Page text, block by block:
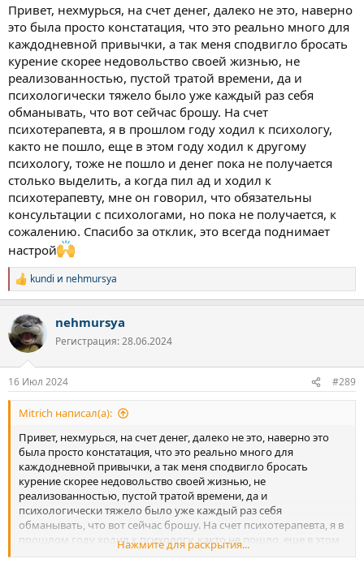
И вот это предложение зацепило взгляд. Тебе останавливает от
дудки только то, что она требует денег?
Привет, нехмурься, на счет денег, далеко не это, наверно
это была просто констатация, что это реально много для
каждодневной привычки, а так меня сподвигло бросать
курение скорее недовольство своей жизнью, не
реализованностью, пустой тратой времени, да и
психологически тяжело было уже каждый раз себя
обманывать, что вот сейчас брошу. На счет
психотерапевта, я в прошлом году ходил к психологу,
както не пошло, еще в этом году ходил к другому
психологу, тоже не пошло и денег пока не получается
столько выделить, а когда пил ад и ходил к
психотерапевту, мне он говорил, что обязательны
консультации с психологами, но пока не получается, к
сожалению. Спасибо за отклик, это всегда поднимает
настрой
Р
е
к
ц
и
kundi и nehmursya
nehmursya
Регистрация: 28.06.2024
16 Июл 2024 #289
Mitrich написал(а):
Привет, нехмурься, на счет денег, далеко не это, наверно это
была просто констатация, что это реально много для
каждодневной привычки, а так меня сподвигло бросать
курение скорее недовольство своей жизнью, не
реализованностью, пустой тратой времени, да и
психологически тяжело было уже каждый раз себя
обманывать, что вот сейчас брошу. На счет психотерапевта, я в
прошлом году ходил к психологу, както не пошло, еще в этом
году ходил к другому психологу, тоже не пошло и денег пока
Нажмите для раскрытия...